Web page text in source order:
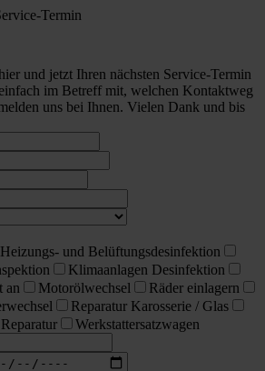
Termin
und jetzt Ihren nächsten Service-Termin
im Betreff mit, welchen Kontaktweg
uns bei Ihnen. Vielen Dank und bis
Heizungs- und Belüftungsdesinfektion
Klimaanlagen Desinfektion
an
Motorölwechsel
Räder einlagern
Reparatur Karosserie / Glas
Reparatur
Werkstattersatzwagen